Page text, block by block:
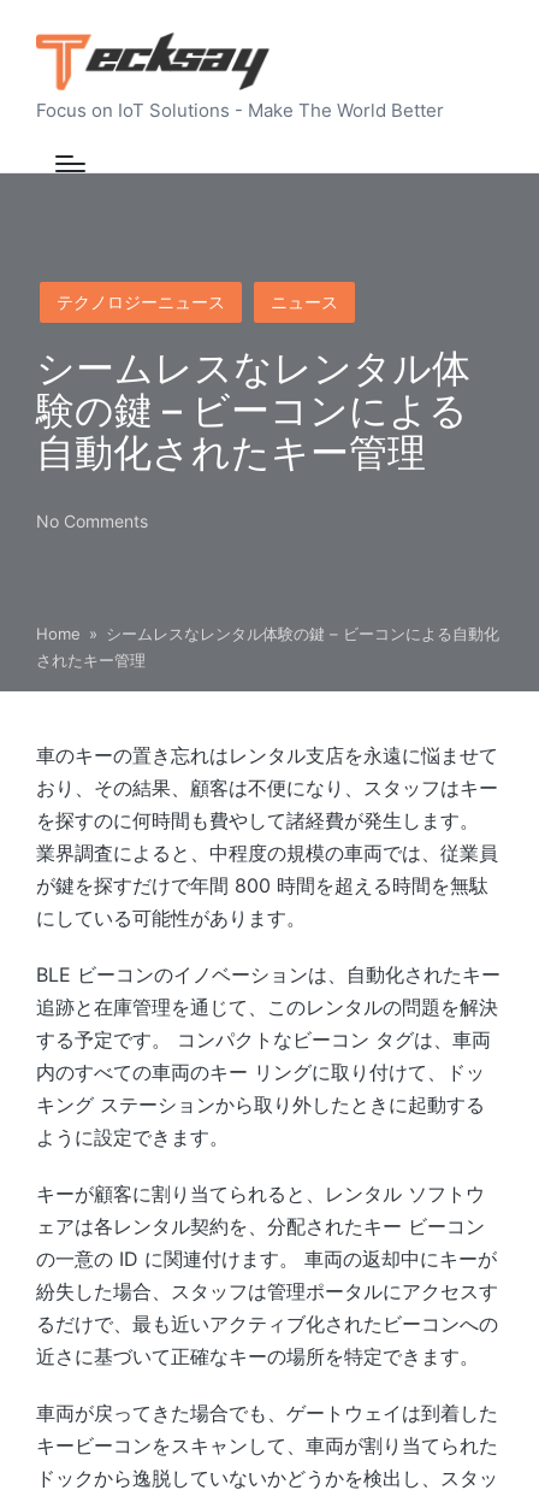
Focus on IoT Solutions - Make The World Better
Posted
in
テクノロジーニュース ニュース
シームレスなレンタル体
験の鍵 – ビーコンによる
自動化されたキー管理
No Comments
Home » シームレスなレンタル体験の鍵 – ビーコンによる自動化
されたキー管理
車のキーの置き忘れはレンタル支店を永遠に悩ませて
おり、その結果、顧客は不便になり、スタッフはキー
を探すのに何時間も費やして諸経費が発生します。
業界調査によると、中程度の規模の車両では、従業員
が鍵を探すだけで年間 800 時間を超える時間を無駄
にしている可能性があります。
BLE ビーコンのイノベーションは、自動化されたキー
追跡と在庫管理を通じて、このレンタルの問題を解決
する予定です。 コンパクトなビーコン タグは、車両
内のすべての車両のキー リングに取り付けて、ドッ
キング ステーションから取り外したときに起動する
ように設定できます。
キーが顧客に割り当てられると、レンタル ソフトウ
ェアは各レンタル契約を、分配されたキー ビーコン
の一意の ID に関連付けます。 車両の返却中にキーが
紛失した場合、スタッフは管理ポータルにアクセスす
るだけで、最も近いアクティブ化されたビーコンへの
近さに基づいて正確なキーの場所を特定できます。
車両が戻ってきた場合でも、ゲートウェイは到着した
キービーコンをスキャンして、車両が割り当てられた
ドックから逸脱していないかどうかを検出し、スタッ